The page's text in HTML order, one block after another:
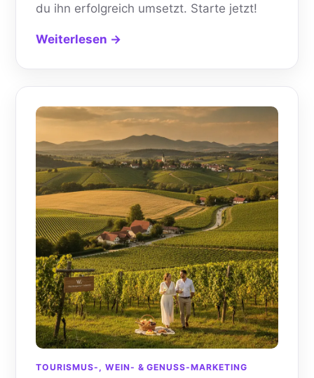
du ihn erfolgreich umsetzt. Starte jetzt!
Weiterlesen →
TOURISMUS-, WEIN- & GENUSS-MARKETING